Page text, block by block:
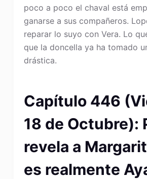
poco a poco el chaval está
ganarse a sus compañeros.
reparar lo suyo con Vera. Lo
que la doncella ya ha tomado
drástica.
Capítulo 446
18 de Octubre):
revela a
es realmente